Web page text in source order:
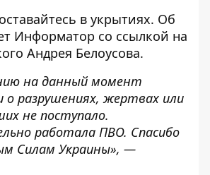
в укрытиях. Об
Информатор со ссылкой на
Андрея Белоусова.
на данный момент
о разрушениях, жертвах или
не поступало.
работала ПВО. Спасибо
Силам Украины», —